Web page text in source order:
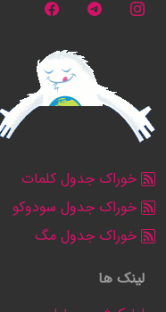
خوراک جدول کلمات
خوراک جدول سودوکو
خوراک جدول مگ
لینک ها